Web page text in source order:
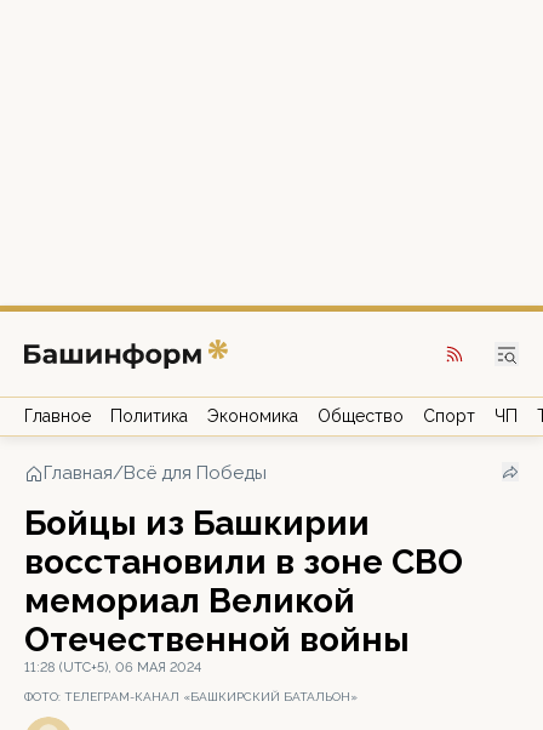
Главное Политика Экономика Общество Спорт ЧП
Главная/Всё для Победы
Бойцы из Башкирии
восстановили в зоне СВО
мемориал Великой
Отечественной войны
11:28 (UTC+5), 06 МАЯ 2024
ФОТО: ТЕЛЕГРАМ-КАНАЛ «БАШКИРСКИЙ БАТАЛЬОН»